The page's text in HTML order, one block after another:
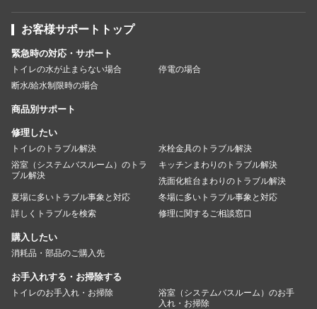
お客様サポートトップ
緊急時の対応・サポート
トイレの水が止まらない場合
停電の場合
断水/給水制限時の場合
商品別サポート
修理したい
トイレのトラブル解決
水栓金具のトラブル解決
浴室（システムバスルーム）のトラ
ブル解決
キッチンまわりのトラブル解決
洗面化粧台まわりのトラブル解決
夏場に多いトラブル事象と対応
冬場に多いトラブル事象と対応
詳しくトラブルを検索
修理に関するご相談窓口
購入したい
消耗品・部品のご購入先
お手入れする・お掃除する
トイレのお手入れ・お掃除
浴室（システムバスルーム）のお手
入れ・お掃除